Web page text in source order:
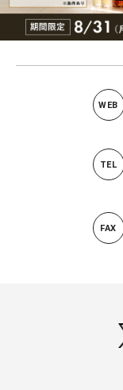
WEB
TEL
FAX